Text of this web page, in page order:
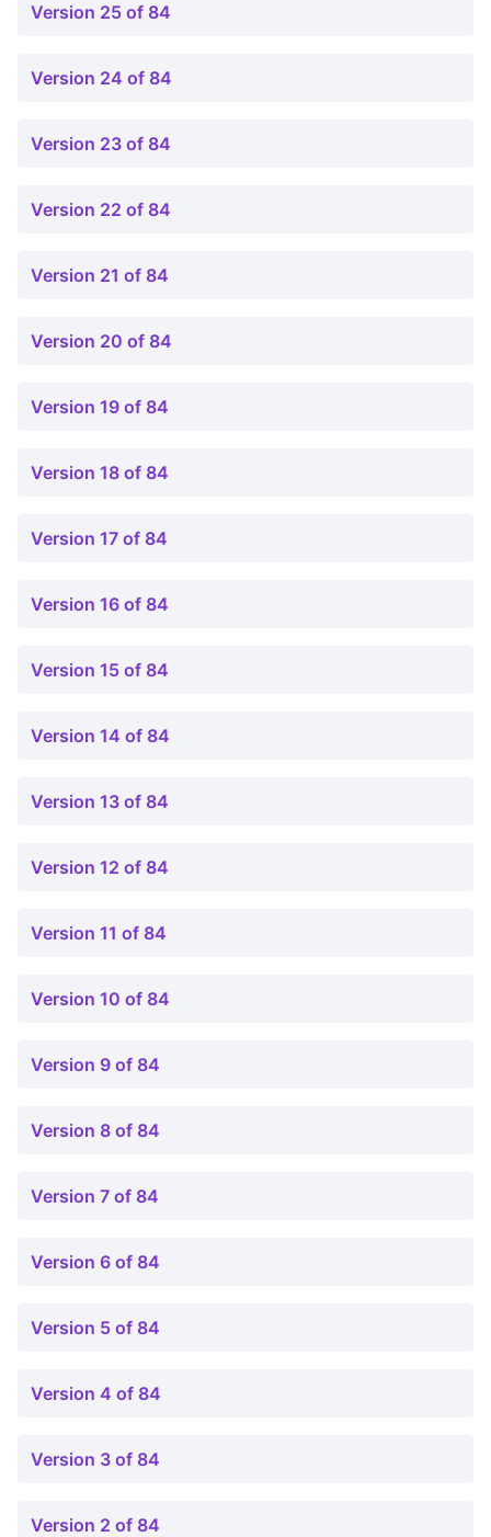
Version 25 of 84
Version 24 of 84
Version 23 of 84
Version 22 of 84
Version 21 of 84
Version 20 of 84
Version 19 of 84
Version 18 of 84
Version 17 of 84
Version 16 of 84
Version 15 of 84
Version 14 of 84
Version 13 of 84
Version 12 of 84
Version 11 of 84
Version 10 of 84
Version 9 of 84
Version 8 of 84
Version 7 of 84
Version 6 of 84
Version 5 of 84
Version 4 of 84
Version 3 of 84
Version 2 of 84